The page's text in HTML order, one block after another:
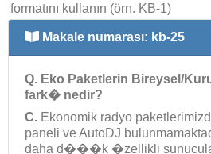
formatını kullanın (örn. KB-1)
Makale numarası: kb-25
Q. Eko Paketlerin Bireysel/
fark� nedir?
C. Ekonomik radyo
paneli ve AutoDJ
daha d���k �zellikli